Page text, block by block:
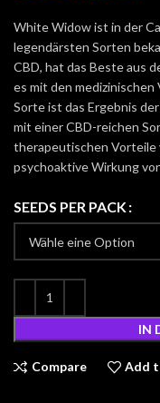
White Widow ist in der
legendärsten Sorten
CBD, hat das Beste aus
es mit den
Sorte ist das Ergebnis
mit einer CBD-reichen
therapeutischen Vorteile
psychoaktive Wirkung
SEEDS PER PACK
IN
Compare Add